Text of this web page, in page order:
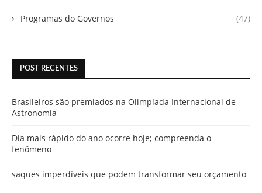
Programas do Governos (47)
POST RECENTES
Brasileiros são premiados na Olimpíada Internacional de
Astronomia
Dia mais rápido do ano ocorre hoje; compreenda o
fenômeno
saques imperdíveis que podem transformar seu orçamento